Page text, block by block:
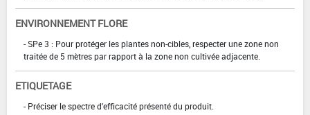
ENVIRONNEMENT FLORE
- SPe 3 : Pour protéger les plantes non-cibles, respecter une zone non
traitée de 5 mètres par rapport à la zone non cultivée adjacente.
ETIQUETAGE
- Préciser le spectre d'efficacité présenté du produit.